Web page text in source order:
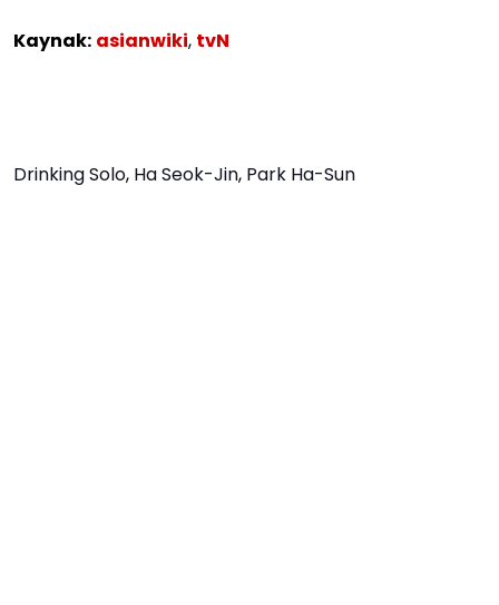
Kaynak: asianwiki, tvN
Drinking Solo, Ha Seok-Jin, Park Ha-Sun